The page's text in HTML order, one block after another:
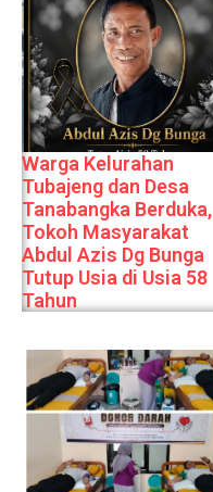
Warga Kelurahan
Tubajeng dan Desa
Tanabangka Berduka,
Tokoh Masyarakat
Abdul Azis Dg Bunga
Tutup Usia di Usia 58
Tahun